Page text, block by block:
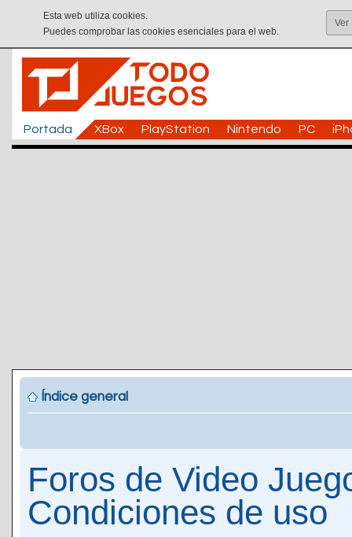
Esta web utiliza cookies.
Puedes comprobar las cookies esenciales para el web.
Ver
Portada XBox PlayStation Nintendo PC
Índice general
Foros de Video
Condiciones de uso